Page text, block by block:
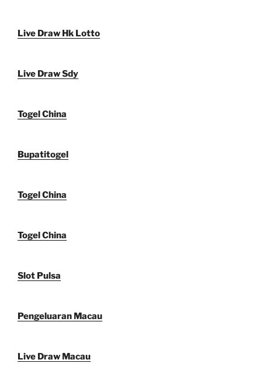
Live Draw Hk Lotto
Live Draw Sdy
Togel China
Bupatitogel
Togel China
Togel China
Slot Pulsa
Pengeluaran Macau
Live Draw Macau